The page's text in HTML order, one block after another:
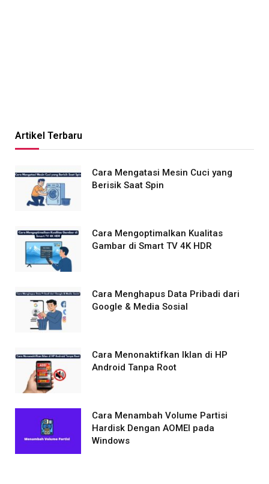
Artikel Terbaru
Cara Mengatasi Mesin Cuci yang
Berisik Saat Spin
Cara Mengoptimalkan Kualitas
Gambar di Smart TV 4K HDR
Cara Menghapus Data Pribadi dari
Google & Media Sosial
Cara Menonaktifkan Iklan di HP
Android Tanpa Root
Cara Menambah Volume Partisi
Hardisk Dengan AOMEI pada
Windows